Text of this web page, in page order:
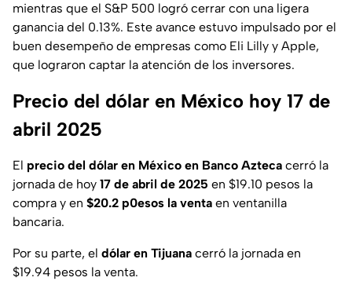
mientras que el S&P 500 logró cerrar con una ligera
ganancia del 0.13%. Este avance estuvo impulsado por el
buen desempeño de empresas como Eli Lilly y Apple,
que lograron captar la atención de los inversores.
Precio del dólar en México hoy 17 de
abril 2025
El precio del dólar en México en Banco Azteca cerró la
jornada de hoy 17 de abril de 2025 en $19.10 pesos la
compra y en $20.2 p0esos la venta en ventanilla
bancaria.
Por su parte, el dólar en Tijuana cerró la jornada en
$19.94 pesos la venta.